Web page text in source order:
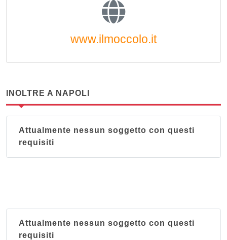
www.ilmoccolo.it
INOLTRE A NAPOLI
Attualmente nessun soggetto con questi
requisiti
Attualmente nessun soggetto con questi
requisiti